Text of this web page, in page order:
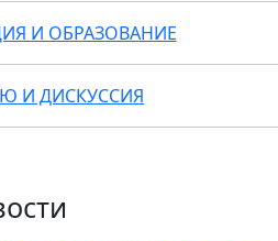
И ОБРАЗОВАНИЕ
И ДИСКУССИЯ